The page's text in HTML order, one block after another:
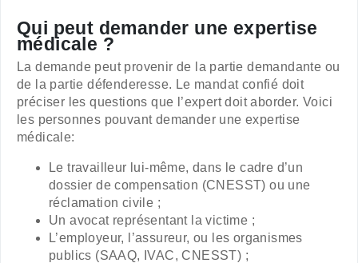
Qui peut demander une expertise
médicale ?
La demande peut provenir de la partie demandante ou
de la partie défenderesse. Le mandat confié doit
préciser les questions que l’expert doit aborder. Voici
les personnes pouvant demander une expertise
médicale:
Le travailleur lui-même, dans le cadre d’un
dossier de compensation (CNESST) ou une
réclamation civile ;
Un avocat représentant la victime ;
L’employeur, l’assureur, ou les organismes
publics (SAAQ, IVAC, CNESST) ;